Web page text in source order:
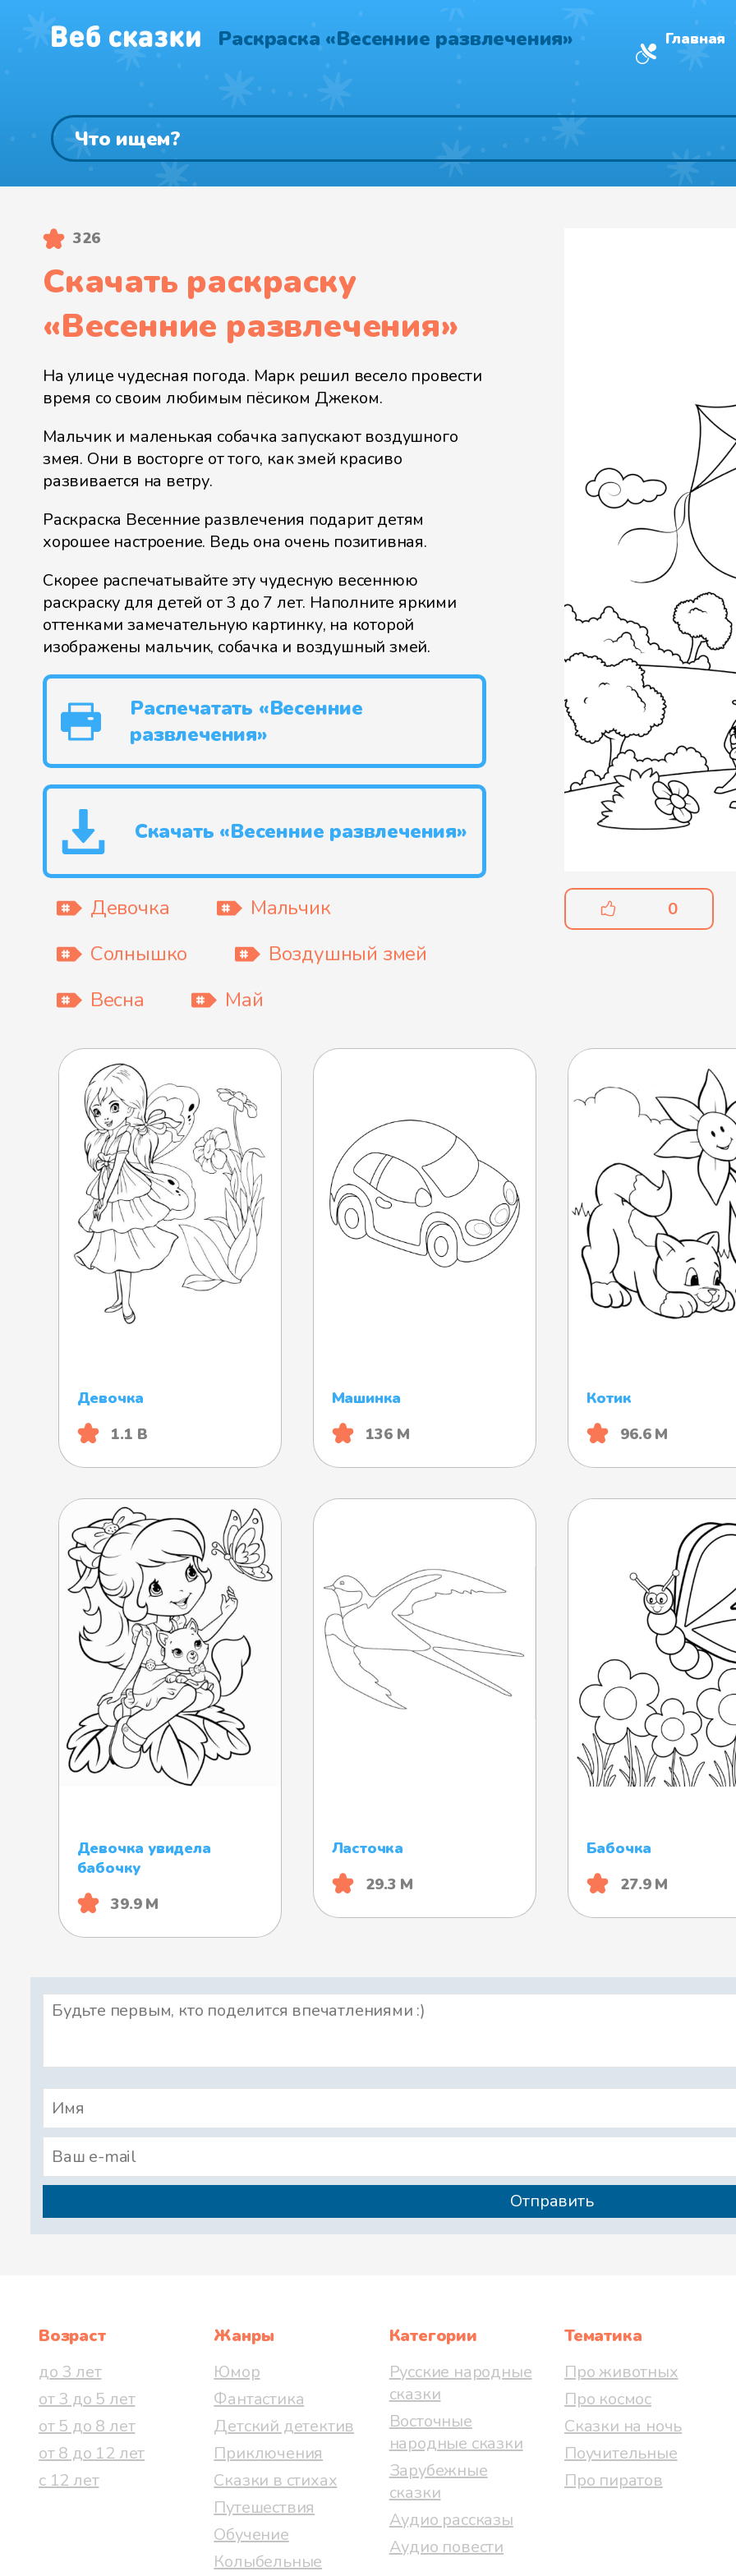
Раскраска «Весенние развлечения» Главная
0
326
Скачать раскраску
«Весенние развлечения»
На улице чудесная погода. Марк решил весело провести
время со своим любимым пёсиком Джеком.
Мальчик и маленькая собачка запускают воздушного
змея. Они в восторге от того, как змей красиво
развивается на ветру.
Раскраска Весенние развлечения подарит детям
хорошее настроение. Ведь она очень позитивная.
Скорее распечатывайте эту чудесную весеннюю
раскраску для детей от 3 до 7 лет. Наполните яркими
оттенками замечательную картинку, на которой
изображены мальчик, собачка и воздушный змей.
Распечатать «Весенние
развлечения»
Скачать «Весенние развлечения»
Девочка
Мальчик
Солнышко
Воздушный змей
Весна
Май
Девочка
1.1 B
Машинка
136 М
Котик
96.6 М
Девочка увидела
бабочку
39.9 М
Ласточка
29.3 М
Бабочка
27.9 М
Возраст
до 3 лет
от 3 до 5 лет
от 5 до 8 лет
от 8 до 12 лет
с 12 лет
Жанры
Юмор
Фантастика
Детский детектив
Приключения
Сказки в стихах
Путешествия
Обучение
Колыбельные
Категории
Русские народные
сказки
Восточные
народные сказки
Зарубежные
сказки
Аудио рассказы
Аудио повести
Тематика
Про животных
Про космос
Сказки на ночь
Поучительные
Про пиратов